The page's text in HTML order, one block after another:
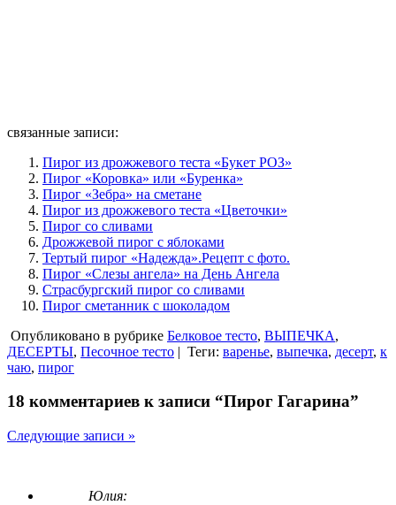
связанные записи:
Пирог из дрожжевого теста «Букет РОЗ»
Пирог «Коровка» или «Буренка»
Пирог «Зебра» на сметане
Пирог из дрожжевого теста «Цветочки»
Пирог со сливами
Дрожжевой пирог с яблоками
Тертый пирог «Надежда».Рецепт с фото.
Пирог «Слезы ангела» на День Ангела
Страсбургский пирог со сливами
Пирог сметанник с шоколадом
Опубликовано в рубрике Белковое тесто, ВЫПЕЧКА,
ДЕСЕРТЫ, Песочное тесто | Теги: варенье, выпечка, десерт, к
чаю, пирог
18 комментариев к записи “Пирог Гагарина”
Следующие записи »
Юлия: